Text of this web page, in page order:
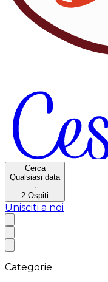
Cerca
Qualsiasi data
·
2 Ospiti
Unisciti a noi
Categorie